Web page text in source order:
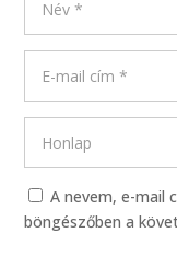
A nevem, e-mail
böngészőben a